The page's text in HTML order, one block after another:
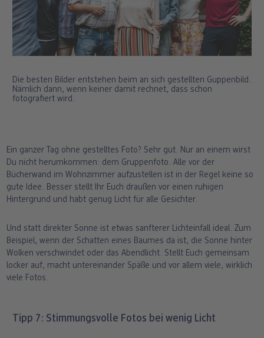
Die besten Bilder entstehen beim an sich gestellten Guppenbild.
Nämlich dann, wenn keiner damit rechnet, dass schon
fotografiert wird.
Ein ganzer Tag ohne gestelltes Foto? Sehr gut. Nur an einem wirst
Du nicht herumkommen: dem Gruppenfoto. Alle vor der
Bücherwand im Wohnzimmer aufzustellen ist in der Regel keine so
gute Idee. Besser stellt Ihr Euch draußen vor einen ruhigen
Hintergrund und habt genug Licht für alle Gesichter.
Und statt direkter Sonne ist etwas sanfterer Lichteinfall ideal. Zum
Beispiel, wenn der Schatten eines Baumes da ist, die Sonne hinter
Wolken verschwindet oder das Abendlicht. Stellt Euch gemeinsam
locker auf, macht untereinander Späße und vor allem viele, wirklich
viele Fotos.
Tipp 7: Stimmungsvolle Fotos bei wenig Licht